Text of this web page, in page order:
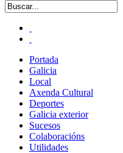
Portada
Galicia
Local
Axenda Cultural
Deportes
Galicia exterior
Sucesos
Colaboracións
Utilidades